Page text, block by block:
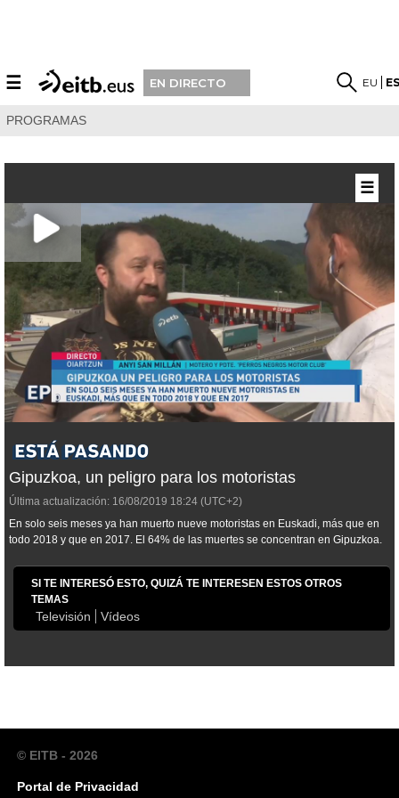
☰ EN DIRECTO EU
PROGRAMAS
Gipuzkoa, un peligro para los motoristas
Última actualización: 16/08/2019 18:24 (UTC+2)
En solo seis meses ya han muerto nueve motoristas en Euskadi, más que en
todo 2018 y que en 2017. El 64% de las muertes se concentran en Gipuzkoa.
SI TE INTERESÓ ESTO, QUIZÁ TE INTERESEN ESTOS OTROS
TEMAS
Televisión Vídeos
☰
© EITB - 2026
Portal de Privacidad